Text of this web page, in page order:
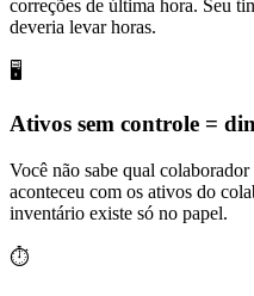
correções de última hora. Seu
deveria levar horas.
🖥️
Ativos sem controle =
Você não sabe qual
aconteceu com os ativos do
inventário existe só no papel.
⏱️